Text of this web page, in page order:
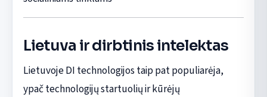
Lietuva ir dirbtinis intelektas
Lietuvoje DI technologijos taip pat populiarėja,
ypač technologijų startuolių ir kūrėjų